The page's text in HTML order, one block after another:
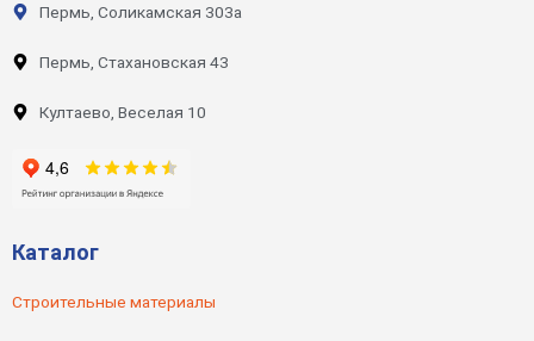
Пермь, Соликамская 303а
Пермь, Стахановская 43
Култаево, Веселая 10
Каталог
Строительные материалы